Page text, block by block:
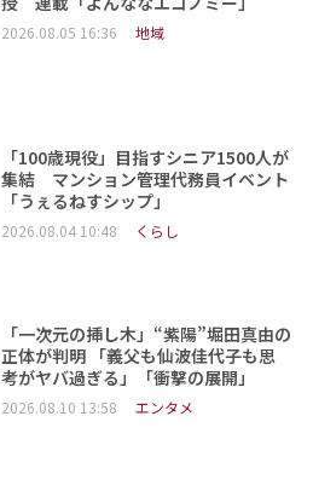
2026.08.05 16:36 地域
「100歳現役」目指すシニア1500人が
集結 マンション管理代務員イベント
「うぇるねすシップ」
2026.08.04 10:48 くらし
「一次元の挿し木」“紫陽”堀田真由の
正体が判明 「義父も仙波佳代子も思
考がヤバ過ぎる」「衝撃の展開」
2026.08.10 13:58 エンタメ